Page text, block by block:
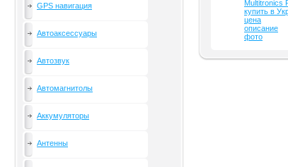
GPS навигация
Автоаксессуары
Автозвук
Автомагнитолы
Аккумуляторы
Антенны
Multitronics
купить в
цена
описание
фото